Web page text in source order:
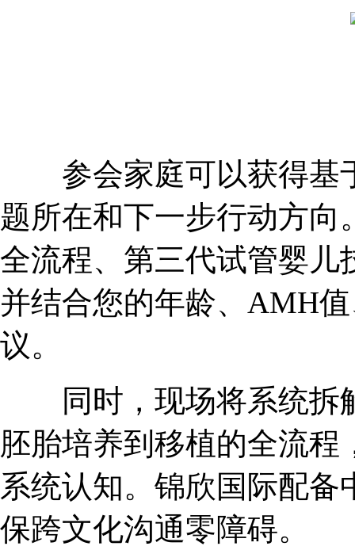
参会家庭可以获得基
题所在和下一步行动方
全流程、第三代试管婴儿
并结合您的年龄、AMH
议。
同时，现场将系统拆
胚胎培养到移植的全流
系统认知。锦欣国际配
保跨文化沟通零障碍。